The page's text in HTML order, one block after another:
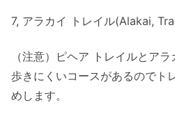
7, アラカイ トレイル(Alakai,
（注意）ピヘア トレイルとア
歩きにくいコースがあるのでト
めします。